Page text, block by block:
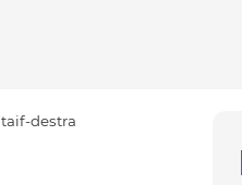
taif-destra